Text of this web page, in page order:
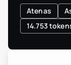
Atenas
14.753